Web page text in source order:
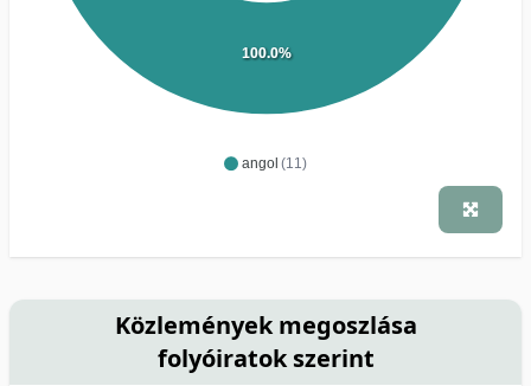
angol (11)
100.0%
Közlemények megoszlása
folyóiratok szerint